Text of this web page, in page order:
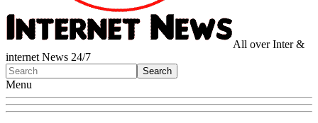
All over Inter &
internet News 24/7
Menu